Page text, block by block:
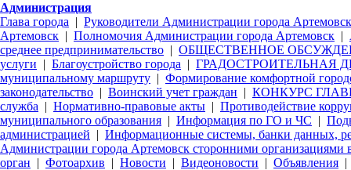
Администрация
Глава города | Руководители Администрации города Артемовск
Артемовск | Полномочия Администрации города Артемовск |
среднее предпринимательство | ОБЩЕСТВЕННОЕ
услуги | Благоустройство города | ГРАДОСТРОИТЕЛЬНАЯ
муниципальному маршруту | Формирование комфортной
законодательство | Воинский учет граждан | КОНКУРС
служба | Нормативно-правовые акты | Противодействие
муниципального образования | Информация по ГО и ЧС |
администрацией | Информационные системы, банки данных,
Администрации города Артемовск сторонними организациями
орган | Фотоархив | Новости | Видеоновости | Объявления |